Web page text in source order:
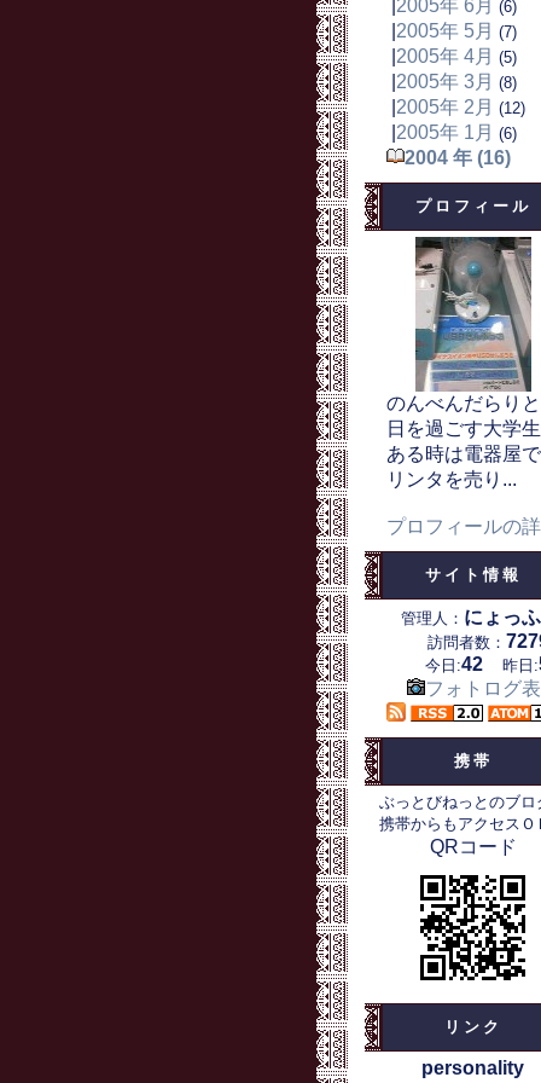
2005年 6月 (6)
2005年 5月 (7)
2005年 4月 (5)
2005年 3月 (8)
2005年 2月 (12)
2005年 1月 (6)
2004 年 (16)
プロフィール
のんべんだらり
日を過ごす大学生
ある時は電器屋
リンタを売り...
プロフィールの
サイト情報
管理人： にょっ
訪問者数：
今日:42 昨日:
フォトログ
携帯
ぶっとびねっとのブロ
携帯からもアクセスＯ
QRコード
リンク
personality